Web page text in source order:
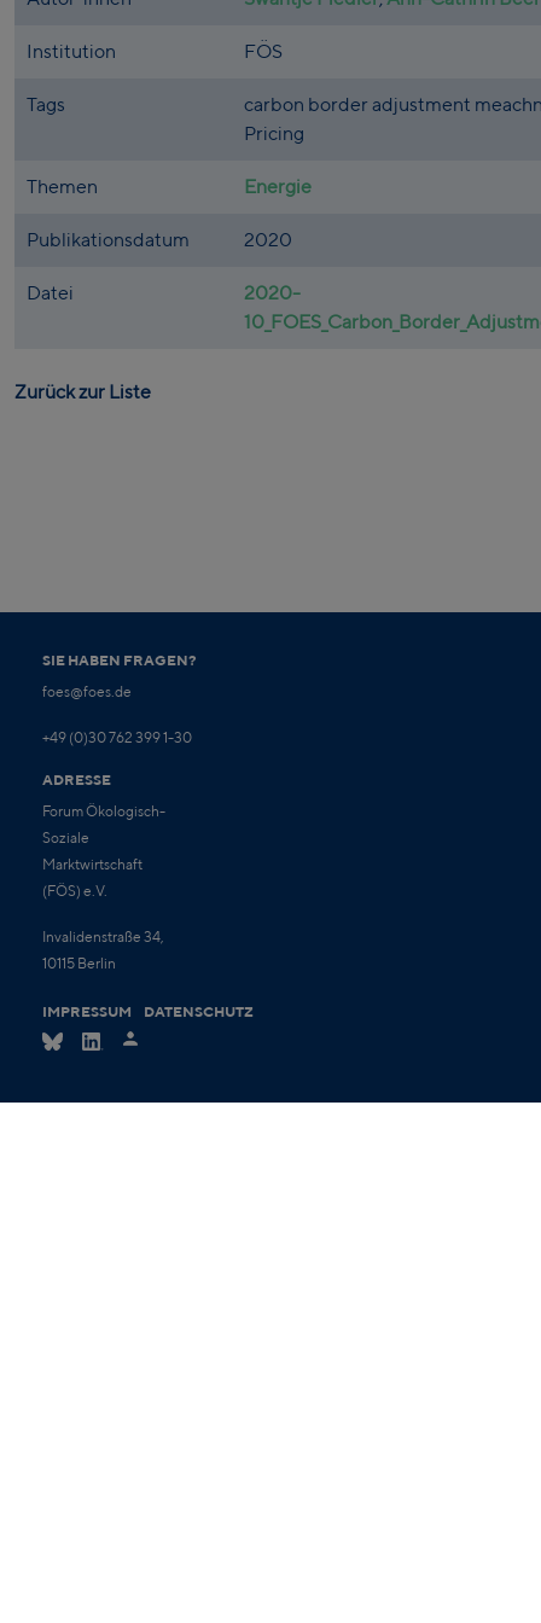
Institution FÖS
Tags
carbon border adjustment
Pricing
Themen Energie
Publikationsdatum 2020
Datei
2020-
Zurück zur Liste
SIE HABEN FRAGEN?
foes@foes.de
+49 (0)30 762 399 1-30
ADRESSE
Forum Ökologisch-
Soziale
Marktwirtschaft
(FÖS) e.V.
Invalidenstraße 34,
10115 Berlin
IMPRESSUM DATENSCHUTZ